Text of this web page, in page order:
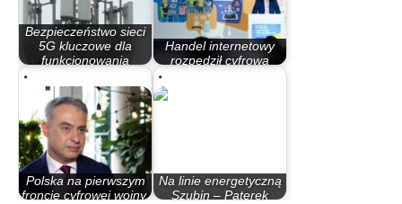
Bezpieczeństwo sieci
5G kluczowe dla
funkcjonowania
Handel internetowy
rozpędził cyfrową
Polska na pierwszym
froncie cyfrowej wojny.
Na linie energetyczną
Szubin – Paterek